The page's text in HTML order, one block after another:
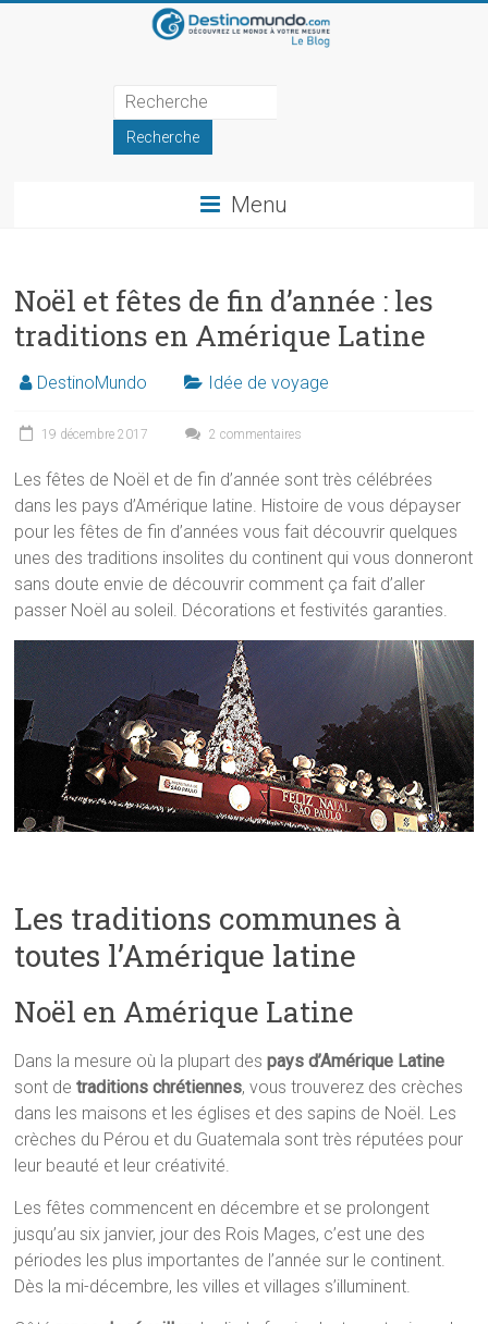
DestinoMundo
de
voyage
Menu
Noël et fêtes de fin d’année : les
traditions en Amérique Latine
DestinoMundo Idée de voyage
19 décembre 2017 2 commentaires
Les fêtes de Noël et de fin d’année sont très célébrées
dans les pays d’Amérique latine. Histoire de vous dépayser
pour les fêtes de fin d’années vous fait découvrir quelques
unes des traditions insolites du continent qui vous donneront
sans doute envie de découvrir comment ça fait d’aller
passer Noël au soleil. Décorations et festivités garanties.
Les traditions communes à
toutes l’Amérique latine
Noël en Amérique Latine
Dans la mesure où la plupart despays d’Amérique Latine
sont detraditions chrétiennes, vous trouverez des crèches
dans les maisons et les églises et des sapins de Noël. Les
crèches du Pérou et du Guatemala sont très réputées pour
leur beauté et leur créativité.
Les fêtes commencent en décembre et se prolongent
jusqu’au six janvier, jour des Rois Mages, c’est une des
périodes les plus importantes de l’année sur le continent.
Dès la mi-décembre, les villes et villages s’illuminent.